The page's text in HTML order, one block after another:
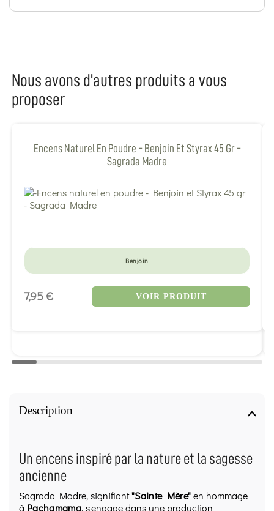
Description
Un encens inspiré par la nature et la sagesse
ancienne
Sagrada Madre, signifiant"Sainte Mère"en hommage
à Pachamama, s'engage dans une production
Nous avons d'autres produits a vous
proposer
Encens Naturel En Poudre - Benjoin Et Styrax 45 Gr -
Sagrada Madre
Benjoin
7,95 € VOIR PRODUIT